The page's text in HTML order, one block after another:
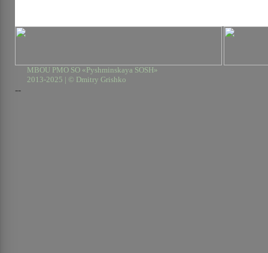
MBOU PMO SO «Pyshminskaya SOSH»
2013-2025 | © Dmitry Grishko
--